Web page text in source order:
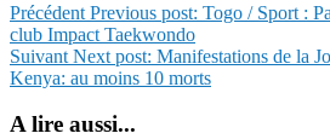
Précédent Previous post: Togo / Sport :
club Impact Taekwondo
Suivant Next post: Manifestations de la
Kenya: au moins 10 morts
A lire aussi...